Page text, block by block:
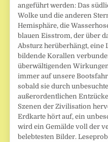
angeführt werden: Das
Wolke und die anderen
Hemisphäre, die
blauen Eisstrom, der über
Absturz herüberhängt, eine
bildende Korallen
überwältigenden
immer auf unsere
sobald sie durch
außerordentlichen
Szenen der Zivilisation
Erdkarte hört auf, ein
wird ein Gemälde voll der
belebtesten Bilder.